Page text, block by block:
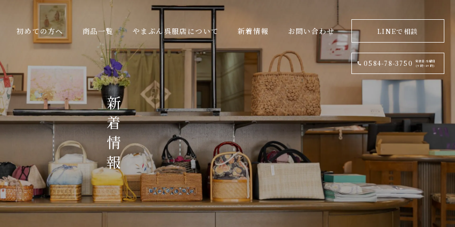
初めての方へ 商品一覧 やまぶん呉服店について 新着情報 お問い合わせ LINEで相談
0584-78-3750
定休日:水曜日
(9 時~19 時)
新
着
情
報